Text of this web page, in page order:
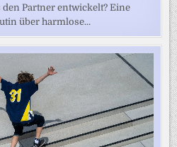
Partner entwickelt? Eine
über harmlose...